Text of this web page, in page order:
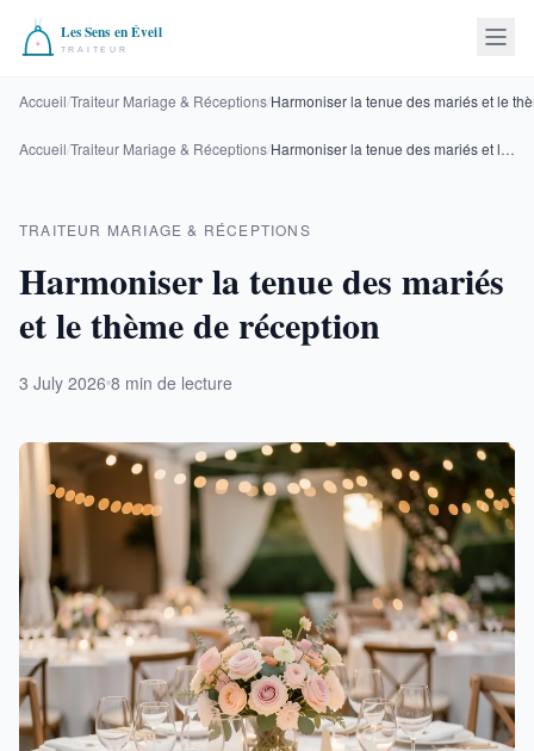
Accueil/Traiteur Mariage & Réceptions/Harmoniser la tenue des mariés et le
Accueil/Traiteur Mariage & Réceptions/ Harmoniser la tenue des mariés et le thème de réception
TRAITEUR MARIAGE & RÉCEPTIONS
Harmoniser la tenue des mariés
et le thème de réception
3 July 2026 8 min de lecture